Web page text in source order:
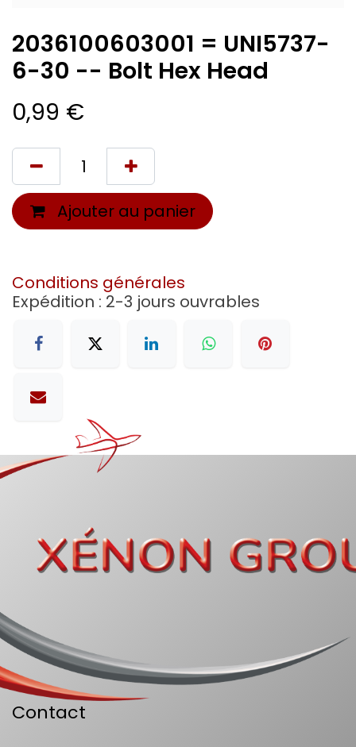
2036100603001 = UNI5737-
6-30 -- Bolt Hex Head
0,99 €
Ajouter au panier
Conditions générales
Expédition : 2-3 jours ouvrables
Contact